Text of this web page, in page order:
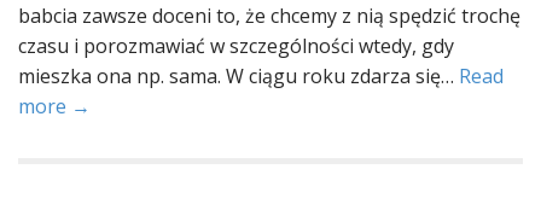
babcia zawsze doceni to, że chcemy z nią spędzić trochę
czasu i porozmawiać w szczególności wtedy, gdy
mieszka ona np. sama. W ciągu roku zdarza się… Read
more →